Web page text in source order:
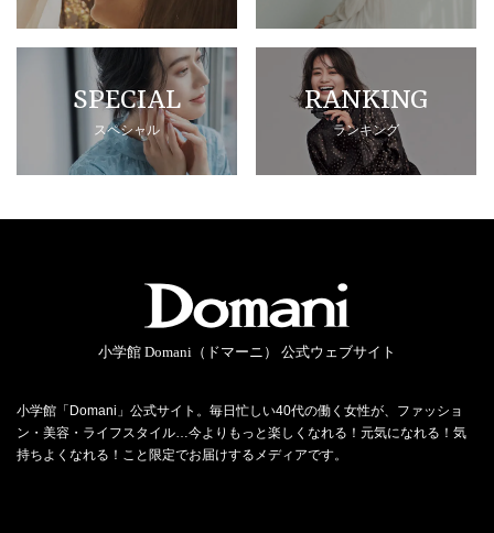
SPECIAL
スペシャル
RANKING
ランキング
小学館 Domani（ドマーニ） 公式ウェブサイト
小学館「Domani」公式サイト。毎日忙しい40代の働く女性が、ファッショ
ン・美容・ライフスタイル…今よりもっと楽しくなれる！元気になれる！気
持ちよくなれる！こと限定でお届けするメディアです。